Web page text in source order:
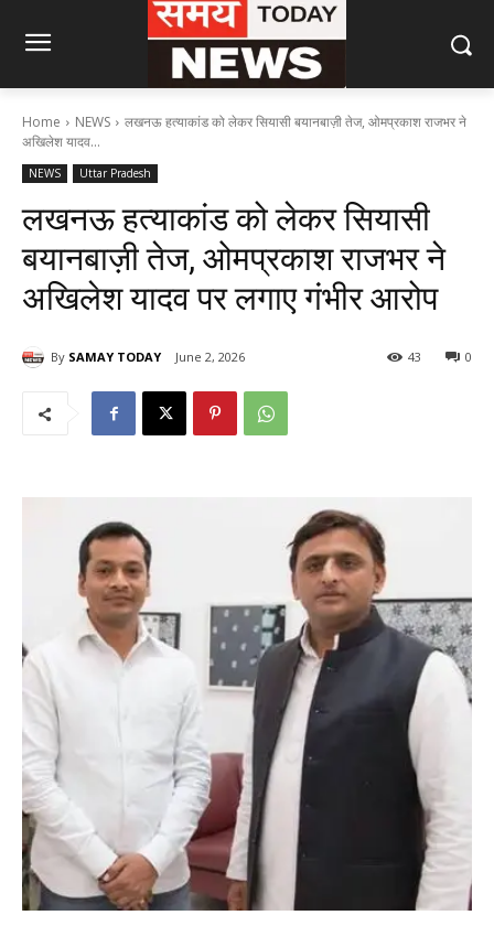
Home NEWS
लखनऊ हत्याकांड को लेकर सियासी बयानबाज़ी तेज, ओमप्रकाश राजभर ने
अखिलेश यादव...
NEWS Uttar Pradesh
लखनऊ हत्याकांड को लेकर सियासी
बयानबाज़ी तेज, ओमप्रकाश राजभर ने
अखिलेश यादव पर लगाए गंभीर आरोप
By SAMAY TODAY June 2, 2026 0
43